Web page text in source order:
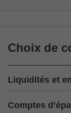
Choix de
Liquidités et
Comptes